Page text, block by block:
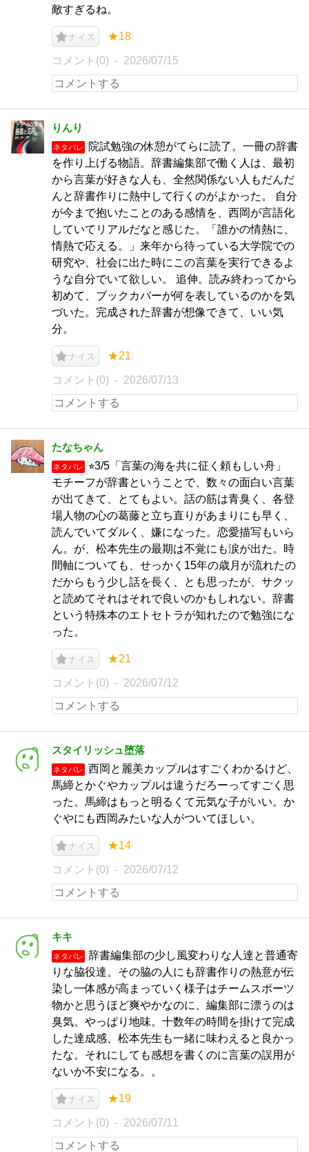
敵すぎるね。
ナイス ★18
コメント(0) 2026/07/15
りんり
ネタバレ
院試勉強の休憩がてらに読了。一冊の辞書
を作り上げる物語。辞書編集部で働く人は、最初
から言葉が好きな人も、全然関係ない人もだんだ
んと辞書作りに熱中して行くのがよかった。 自分
が今まで抱いたことのある感情を、西岡が言語化
していてリアルだなと感じた。「誰かの情熱に、
情熱で応える。」来年から待っている大学院での
研究や、社会に出た時にこの言葉を実行できるよ
うな自分でいて欲しい。 追伸。読み終わってから
初めて、ブックカバーが何を表しているのかを気
づいた。完成された辞書が想像できて、いい気
分。
ナイス ★21
コメント(0) 2026/07/13
たなちゃん
ネタバレ
⭐︎3/5「言葉の海を共に征く頼もしい舟」
モチーフが辞書ということで、数々の面白い言葉
が出てきて、とてもよい。話の筋は青臭く、各登
場人物の心の葛藤と立ち直りがあまりにも早く、
読んでいてダルく、嫌になった。恋愛描写もいら
ん。が、松本先生の最期は不覚にも涙が出た。時
間軸についても、せっかく15年の歳月が流れたの
だからもう少し話を長く、とも思ったが、サクッ
と読めてそれはそれで良いのかもしれない。辞書
という特殊本のエトセトラが知れたので勉強にな
った。
ナイス ★21
コメント(0) 2026/07/12
スタイリッシュ堕落
ネタバレ
西岡と麗美カップルはすごくわかるけど、
馬締とかぐやカップルは違うだろーってすごく思
った。馬締はもっと明るくて元気な子がいい。か
ぐやにも西岡みたいな人がついてほしい。
ナイス ★14
コメント(0) 2026/07/12
キキ
ネタバレ
辞書編集部の少し風変わりな人達と普通寄
りな脇役達。その脇の人にも辞書作りの熱意が伝
染し一体感が高まっていく様子はチームスポーツ
物かと思うほど爽やかなのに、編集部に漂うのは
臭気。やっぱり地味。十数年の時間を掛けて完成
した達成感、松本先生も一緒に味わえると良かっ
たな。それにしても感想を書くのに言葉の誤用が
ないか不安になる。。
ナイス ★19
コメント(0) 2026/07/11